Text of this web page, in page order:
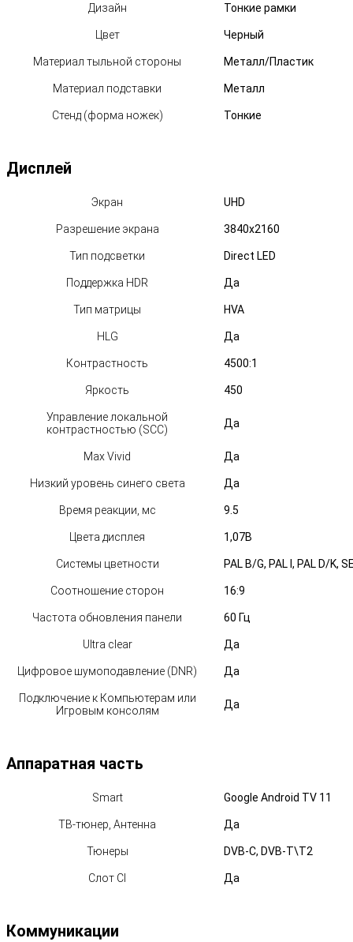
Дизайн Тонкие рамки
Цвет Черный
Материал тыльной стороны Металл/Пластик
Материал подставки Металл
Стенд (форма ножек) Тонкие
Дисплей
Экран UHD
Разрешение экрана 3840x2160
Тип подсветки Direct LED
Поддержка HDR Да
Тип матрицы HVA
HLG Да
Контрастность 4500:1
Яркость 450
Управление локальной
контрастностью (SCC)
Да
Max Vivid Да
Низкий уровень синего света Да
Время реакции, мс 9.5
Цвета дисплея 1,07B
Системы цветности PAL B/G, PAL I, PAL D/K,
Соотношение сторон 16:9
Частота обновления панели 60 Гц
Ultra clear Да
Цифровое шумоподавление (DNR) Да
Подключение к Компьютерам или
Игровым консолям
Да
Аппаратная часть
Smart Google Android TV 11
ТВ-тюнер, Антенна Да
Тюнеры DVB-C, DVB-T\T2
Слот CI Да
Коммуникации